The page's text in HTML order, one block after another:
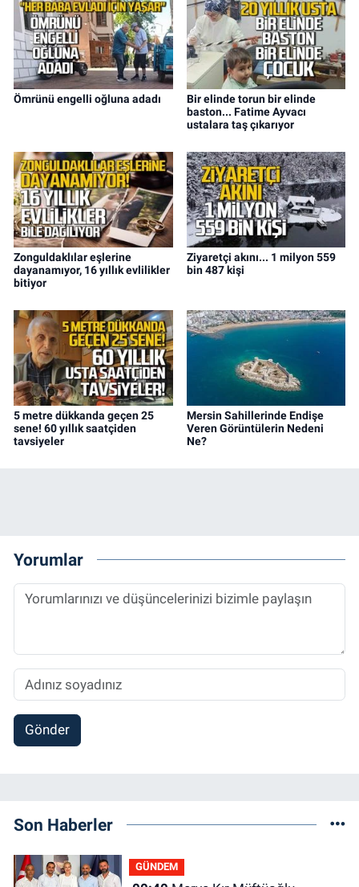
Ömrünü engelli oğluna adadı
Bir elinde torun bir elinde
baston... Fatime Ayvacı
ustalara taş çıkarıyor
Zonguldaklılar eşlerine
dayanamıyor, 16 yıllık evlilikler
bitiyor
Ziyaretçi akını... 1 milyon 559
bin 487 kişi
5 metre dükkanda geçen 25
sene! 60 yıllık saatçiden
tavsiyeler
Mersin Sahillerinde Endişe
Veren Görüntülerin Nedeni
Ne?
Yorumlar
Gönder
Son Haberler
GÜNDEM